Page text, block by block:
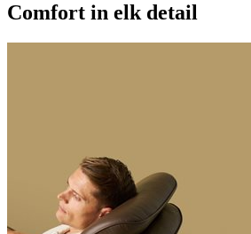
Comfort in elk detail